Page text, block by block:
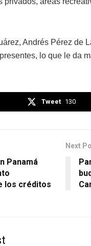
Andrés Pérez de
lo que le da
Tweet 130
Panamá
los créditos
Next